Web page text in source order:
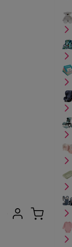
Prihlásiť sa
Košík